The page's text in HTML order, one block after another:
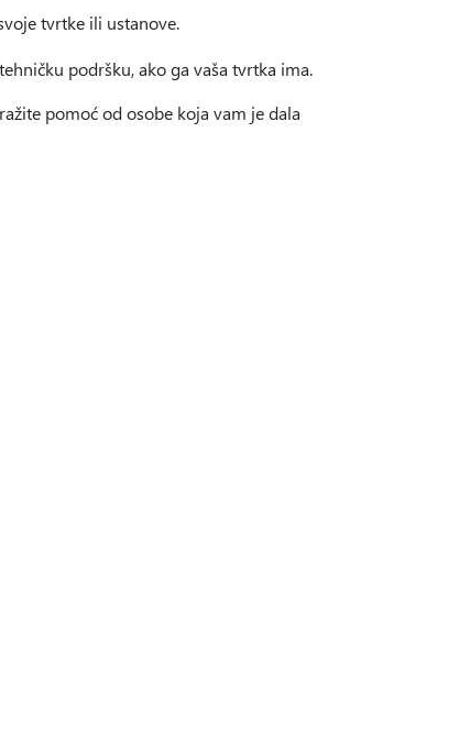
tvrtke ili ustanove.
podršku, ako ga vaša tvrtka ima.
pomoć od osobe koja vam je dala